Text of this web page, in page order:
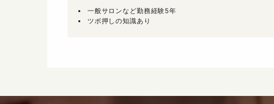
一般サロンなど勤務経験5年
ツボ押しの知識あり